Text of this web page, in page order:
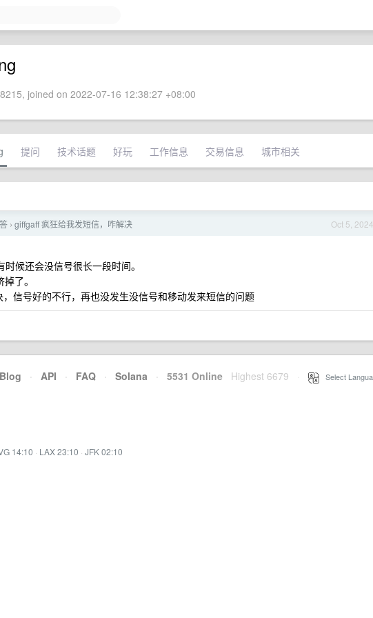
joined on 2022-07-16 12:38:27 +08:00
提问 技术话题 好玩 工作信息 交易信息 城市相关
Oct 5, 2024
› giffgaff 疯狂给我发短信，咋解决
候还会没信号很长一段时间。
了。
信号好的不行，再也没发生没信号和移动发来短信的问题
Blog · API · FAQ · Solana · 5531 Online Highest 6679 Select
14:10 · LAX 23:10 · JFK 02:10